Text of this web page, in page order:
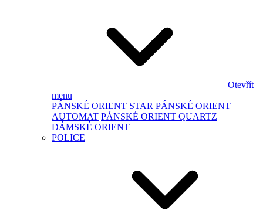
Otevřít
menu
PÁNSKÉ ORIENT STAR PÁNSKÉ ORIENT
AUTOMAT PÁNSKÉ ORIENT QUARTZ
DÁMSKÉ ORIENT
POLICE